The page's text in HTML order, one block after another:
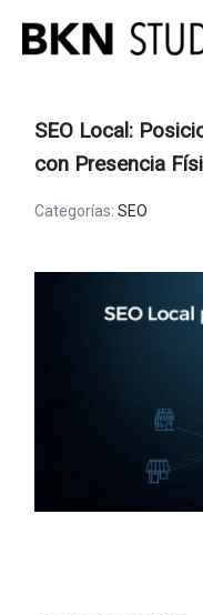
SEO Local:
con Presencia
Categorías:SEO